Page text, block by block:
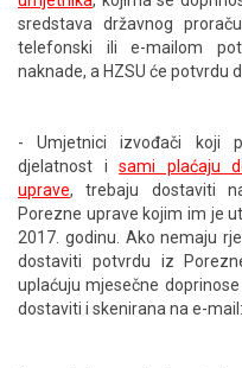
sredstava državnog
telefonski ili e-mailom
naknade, a HZSU će potvrdu
- Umjetnici izvođači koji
djelatnost isami plaćaju
uprave, trebaju dostaviti
Porezne uprave kojim im je
2017. godinu. Ako nemaju
dostaviti potvrdu iz
uplaćuju mjesečne
dostaviti i skenirana na e-mail: